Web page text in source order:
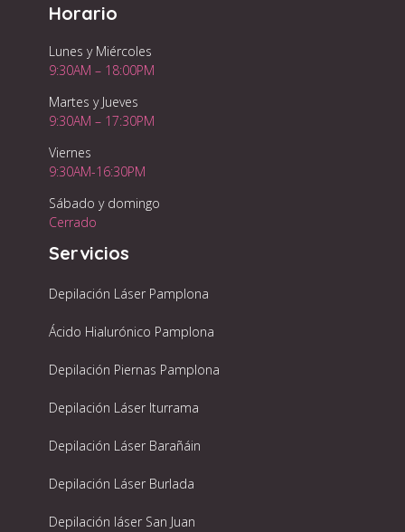
Horario
Lunes y Miércoles
9:30AM – 18:00PM
Martes y Jueves
9:30AM – 17:30PM
Viernes
9:30AM-16:30PM
Sábado y domingo
Cerrado
Servicios
Depilación Láser Pamplona
Ácido Hialurónico Pamplona
Depilación Piernas Pamplona
Depilación Láser Iturrama
Depilación Láser Barañáin
Depilación Láser Burlada
Depilación láser San Juan